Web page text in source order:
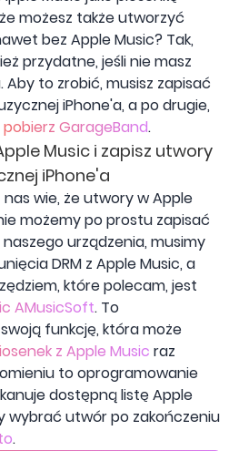
możesz także utworzyć
bez Apple Music? Tak,
przydatne, jeśli nie masz
to zrobić, musisz zapisać
iPhone'a, a po drugie,
pobierz GarageBand.
Apple Music i zapisz utwory
iPhone'a
nas wie, że utwory w Apple
możemy po prostu zapisać
urządzenia, musimy
DRM z Apple Music, a
które polecam, jest
AMusicSoft. To
funkcję, która może
z Apple Music raz
to oprogramowanie
dostępną listę Apple
wybrać utwór po zakończeniu
.